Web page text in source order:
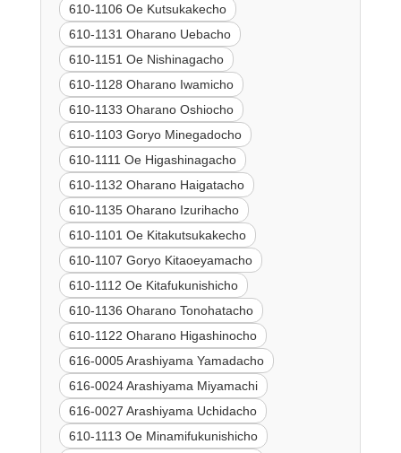
610-1106 Oe Kutsukakecho
610-1131 Oharano Uebacho
610-1151 Oe Nishinagacho
610-1128 Oharano Iwamicho
610-1133 Oharano Oshiocho
610-1103 Goryo Minegadocho
610-1111 Oe Higashinagacho
610-1132 Oharano Haigatacho
610-1135 Oharano Izurihacho
610-1101 Oe Kitakutsukakecho
610-1107 Goryo Kitaoeyamacho
610-1112 Oe Kitafukunishicho
610-1136 Oharano Tonohatacho
610-1122 Oharano Higashinocho
616-0005 Arashiyama Yamadacho
616-0024 Arashiyama Miyamachi
616-0027 Arashiyama Uchidacho
610-1113 Oe Minamifukunishicho